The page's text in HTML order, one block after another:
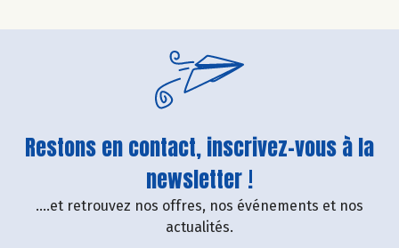
Restons en contact, inscrivez-vous à la
newsletter !
....et retrouvez nos offres, nos événements et nos
actualités.